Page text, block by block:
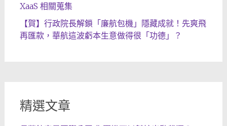
XaaS 相關蒐集
【賀】行政院長解鎖「廉航包機」隱藏成就！先爽飛
再匯款，華航這波虧本生意做得很「功德」？
精選文章